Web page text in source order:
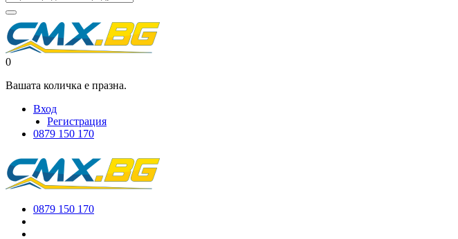
0
Вашата количка е празна.
Вход
Регистрация
0879 150 170
0879 150 170